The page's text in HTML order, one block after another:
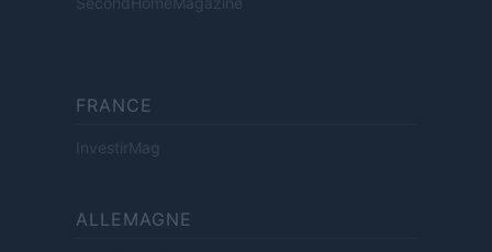
FRANCE
InvestirMag
ALLEMAGNE